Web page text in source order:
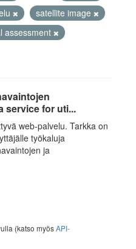
satellite image
assessment
service for uti...
web-palvelu. Tarkka on
työkaluja
ja
(katso myösAPI-